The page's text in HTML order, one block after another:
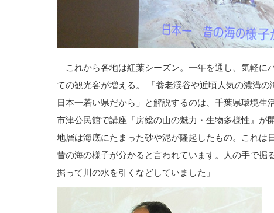
これから各地は紅葉シーズン。一年を通し、気軽に
ての観光客が増える。 「養老渓谷や近頃人気の濃溝
日本一若い県だから」と解説するのは、千葉県環境生
市津公民館で講座『房総の山の魅力・生物多様性』が
地層は海底にたまった砂や泥が隆起したもの。これは
昔の海の様子が分かると言われています。人の手で掘
掘って川の水を引くなどしていました」